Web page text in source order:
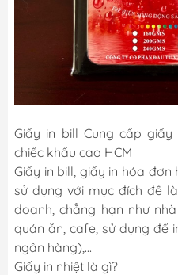
Giấy in bill Cung cấp
chiếc khấu cao HCM
Giấy in bill, giấy in hóa đơn
sử dụng với mục đích để
doanh, chẳng hạn như
quán ăn, cafe, sử dụng để
ngân hàng),…
Giấy in nhiệt là gì?